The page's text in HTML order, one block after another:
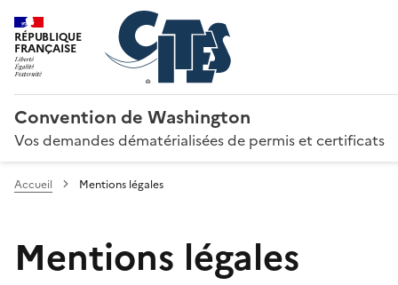
RÉPUBLIQUE
FRANÇAISE
Convention de Washington
Vos demandes dématérialisées de permis et certificats
Accueil Mentions légales
Mentions légales